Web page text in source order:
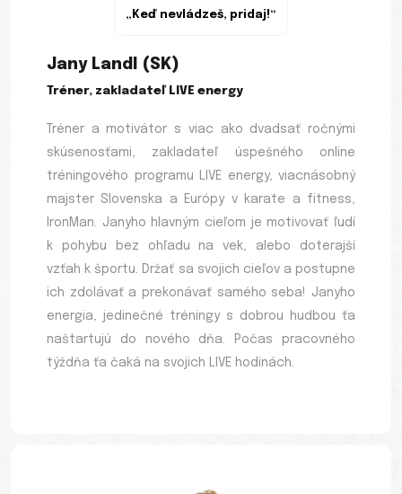
„Keď nevládzeš, pridaj!“
Jany Landl (SK)
Tréner, zakladateľ LIVE energy
Tréner a motivátor s viac ako dvadsať ročnými
skúsenosťami, zakladateľ úspešného online
tréningového programu LIVE energy, viacnásobný
majster Slovenska a Európy v karate a fitness,
IronMan. Janyho hlavným cieľom je motivovať ľudí
k pohybu bez ohľadu na vek, alebo doterajší
vzťah k športu. Držať sa svojich cieľov a postupne
ich zdolávať a prekonávať samého seba! Janyho
energia, jedinečné tréningy s dobrou hudbou ťa
naštartujú do nového dňa. Počas pracovného
týždňa ťa čaká na svojich LIVE hodinách.